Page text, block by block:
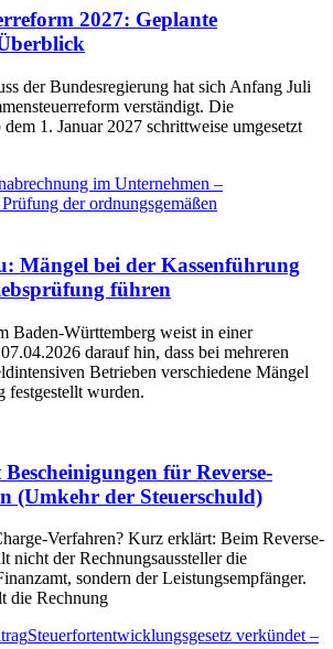
2027: Geplante
der Bundesregierung hat sich Anfang Juli
verständigt. Die
1. Januar 2027 schrittweise umgesetzt
Mängel bei der Kassenführung
führen
Baden-Württemberg weist in einer
darauf hin, dass bei mehreren
Betrieben verschiedene Mängel
festgestellt wurden.
für Reverse-
(Umkehr der Steuerschuld)
Verfahren? Kurz erklärt: Beim Reverse-
nicht der Rechnungsaussteller die
sondern der Leistungsempfänger.
die Rechnung
Steuerfortentwicklungsgesetz verkündet –